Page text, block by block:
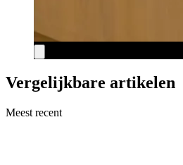
Vergelijkbare artikelen
Meest recent